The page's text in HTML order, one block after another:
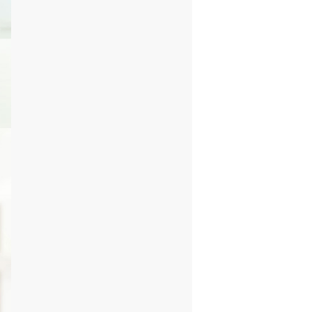
ない場合がございます。
仕上がらない場合がござい
意ください。